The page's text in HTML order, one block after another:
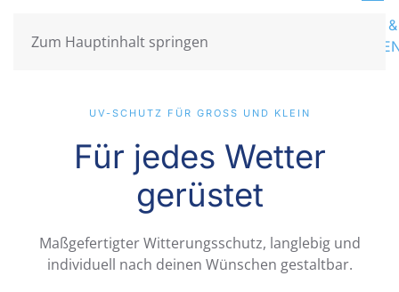
Zum Hauptinhalt springen
HOMEAKTUELLESSEGELPERSENNING
HAUS &
UV-SCHUTZ FÜR GROSS UND KLEIN
Für jedes Wetter
gerüstet
Maßgefertigter Witterungsschutz, langlebig und
individuell nach deinen Wünschen gestaltbar.